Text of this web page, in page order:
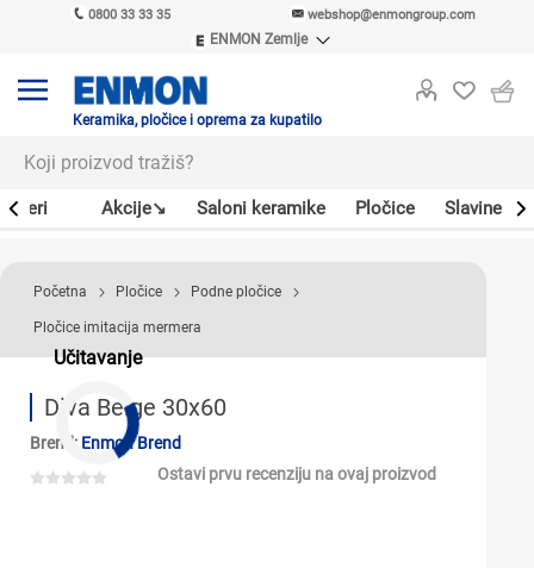
0800 33 33 35 webshop@enmongroup.com
ENMON Zemlje
ENMON MKD
Keramika, pločice i oprema za kupatilo
Akcije↘ Saloni keramike Pločice Slavine
Učitavanje
Početna Pločice Podne pločice
Pločice imitacija mermera
Diva Beige 30x60
Brend: Enmon Brend
Ostavi prvu recenziju na ovaj proizvod